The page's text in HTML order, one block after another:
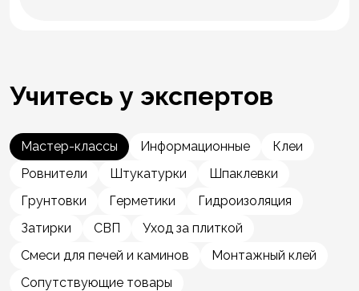
Учитесь у экспертов
Мастер-классы Информационные
Клеи
Ровнители
Штукатурки
Шпаклевки
Грунтовки
Герметики
Гидроизоляция
Затирки
СВП
Уход за плиткой
Смеси для печей и каминов
Монтажный клей
Сопутствующие товары